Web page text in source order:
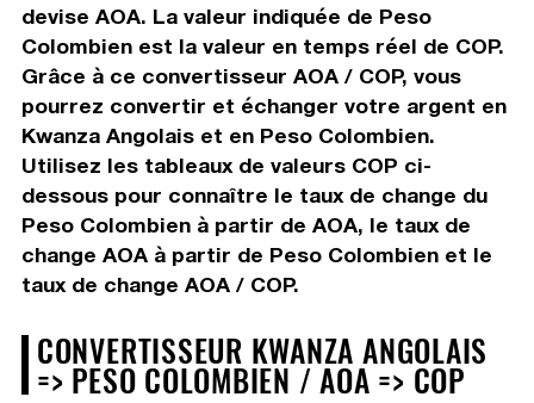
devise AOA. La valeur indiquée de Peso
Colombien est la valeur en temps réel de COP.
Grâce à ce convertisseur AOA / COP, vous
pourrez convertir et échanger votre argent en
Kwanza Angolais et en Peso Colombien.
Utilisez les tableaux de valeurs COP ci-
dessous pour connaître le taux de change du
Peso Colombien à partir de AOA, le taux de
change AOA à partir de Peso Colombien et le
taux de change AOA / COP.
CONVERTISSEUR KWANZA ANGOLAIS
=> PESO COLOMBIEN / AOA => COP